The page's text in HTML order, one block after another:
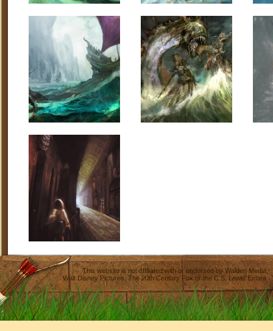
This website is not affiliated with or endorsed byWalden Media
Walt Disney Pictures,The 20th Century Fox or the C.S. Lewis Estate.